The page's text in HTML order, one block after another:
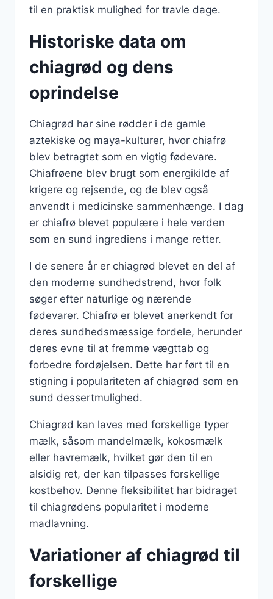
til en praktisk mulighed for travle dage.
Historiske data om
chiagrød og dens
oprindelse
Chiagrød har sine rødder i de gamle
aztekiske og maya-kulturer, hvor chiafrø
blev betragtet som en vigtig fødevare.
Chiafrøene blev brugt som energikilde af
krigere og rejsende, og de blev også
anvendt i medicinske sammenhænge. I dag
er chiafrø blevet populære i hele verden
som en sund ingrediens i mange retter.
I de senere år er chiagrød blevet en del af
den moderne sundhedstrend, hvor folk
søger efter naturlige og nærende
fødevarer. Chiafrø er blevet anerkendt for
deres sundhedsmæssige fordele, herunder
deres evne til at fremme vægttab og
forbedre fordøjelsen. Dette har ført til en
stigning i populariteten af chiagrød som en
sund dessertmulighed.
Chiagrød kan laves med forskellige typer
mælk, såsom mandelmælk, kokosmælk
eller havremælk, hvilket gør den til en
alsidig ret, der kan tilpasses forskellige
kostbehov. Denne fleksibilitet har bidraget
til chiagrødens popularitet i moderne
madlavning.
Variationer af chiagrød til
forskellige